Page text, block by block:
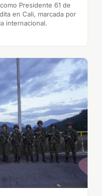
Presidente 61 de
en Cali, marcada por
internacional.